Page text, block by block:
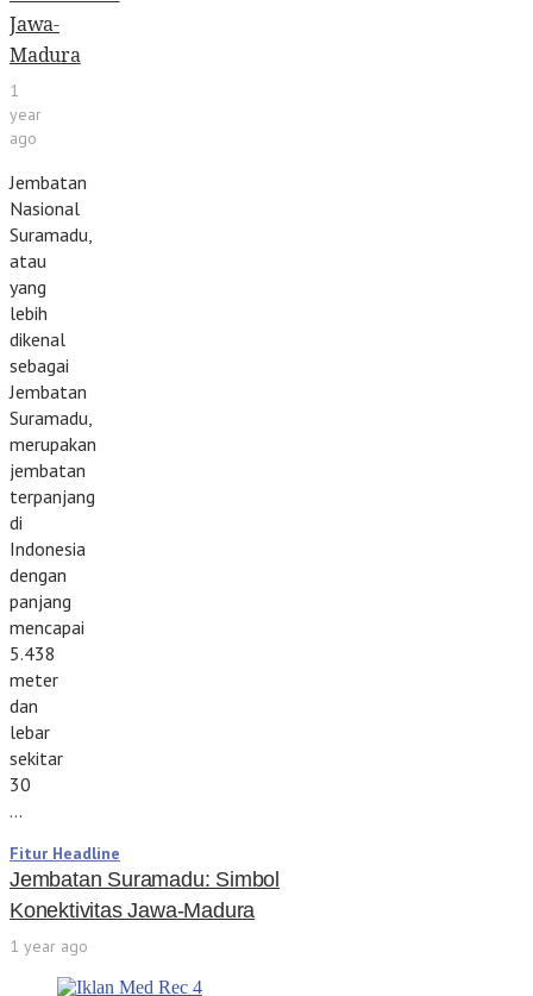
Jawa-
Madura
1
year
ago
Jembatan
Nasional
Suramadu,
atau
yang
lebih
dikenal
sebagai
Jembatan
Suramadu,
merupakan
jembatan
terpanjang
di
Indonesia
dengan
panjang
mencapai
5.438
meter
dan
lebar
sekitar
30
…
Fitur Headline
Jembatan Suramadu: Simbol
Konektivitas Jawa-Madura
1 year ago